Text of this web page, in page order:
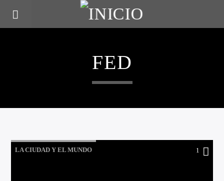
FED
LA CIUDAD Y EL MUNDO 1